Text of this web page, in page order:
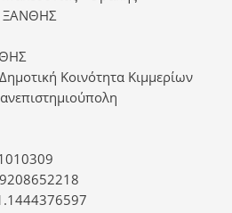
ΞΑΝΘΗΣ
Δημοτική Κοινότητα Κιμμερίων